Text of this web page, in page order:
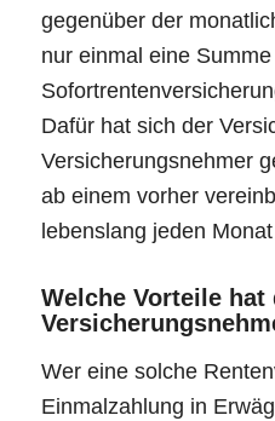
gegenüber der
nur einmal eine
Dafür hat sich der
Versicherungsnehmer
ab einem vorher
lebenslang jeden
Welche Vorteile hat
Wer eine solche
Einmalzahlung in